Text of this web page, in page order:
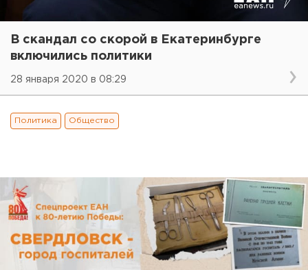
В скандал со скорой в Екатеринбурге
включились политики
28 января 2020 в 08:29
Политика Общество